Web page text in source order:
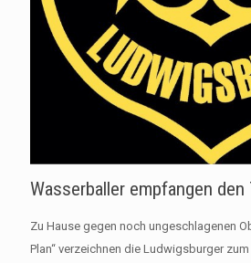
Wasserballer empfangen
Zu Hause gegen noch ungeschlagenen
Plan“ verzeichnen die Ludwigsburger